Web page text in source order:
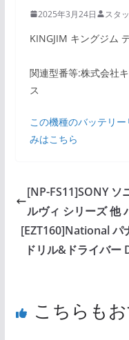
2025年3月24日 スタ
KINGJIM キングジム
関連型番等:株式会社
ス
この機種のバッテリ
みはこちら
[NP-FS11]SONY ソ
ルヴィ シリーズ 他
[EZT160]National パ
ドリル&ドライバー
こちらも